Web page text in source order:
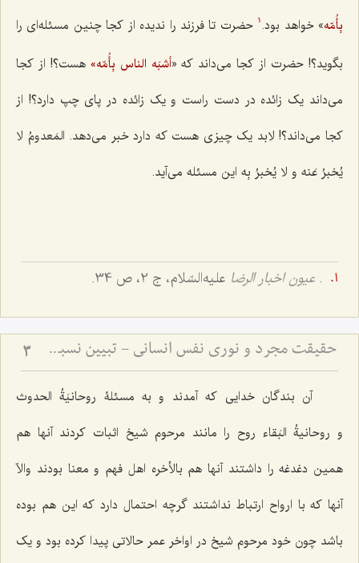
بِأُمّه» خواهد بود. 1 حضرت تا فرزند را ندیده از کجا چنین مسئله‌اى را
بگوید؟! حضرت از کجا مى‌داند که «أشبَه الناس بِأُمّه» هست؟! از کجا
مى‌داند یک زائده در دست راست و یک زائده در پاى چپ دارد؟! از
کجا مى‌داند؟! لابد یک چیزى هست که دارد خبر مى‌دهد. المَعدومُ لا
یُخبرُ عَنه و لا یُخبرُ بِه این مسئله مى‌آید.
. عیون اخبار الرضا علیه‌السّلام، ج 2، ص 34.
حقیقت مجرد و نوری نفس انسانی - تبیین نسبت میان روح و ماده در دیدگاه عرفانی و فلسفی 3
آن بندگان خدایى که آمدند و به مسئلۀ روحانیَةُ الحدوث
و روحانیةُ البَقاء روح را مانند مرحوم شیخ اثبات کردند آنها هم
همین دغدغه را داشتند آنها هم بالأخره اهل فهم و معنا بودند والاّ
آنها که با ارواح ارتباط نداشتند گرچه احتمال دارد که این هم بوده
باشد چون خود مرحوم شیخ در اواخر عمر حالاتى پیدا کرده بود و یک